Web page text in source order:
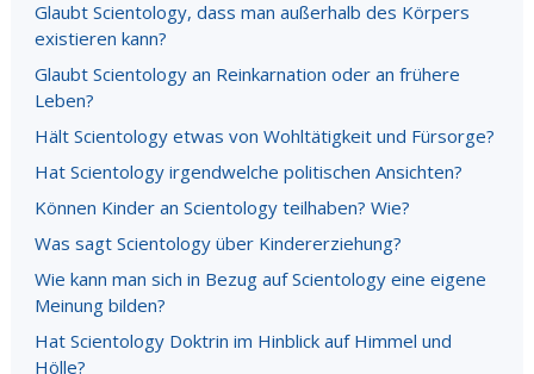
Glaubt Scientology, dass man außerhalb des Körpers
existieren kann?
Glaubt Scientology an Reinkarnation oder an frühere
Leben?
Hält Scientology etwas von Wohltätigkeit und Fürsorge?
Hat Scientology irgendwelche politischen Ansichten?
Können Kinder an Scientology teilhaben? Wie?
Was sagt Scientology über Kindererziehung?
Wie kann man sich in Bezug auf Scientology eine eigene
Meinung bilden?
Hat Scientology Doktrin im Hinblick auf Himmel und
Hölle?